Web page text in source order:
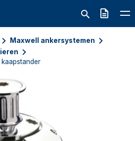
Offerte
Maxwell ankersystemen